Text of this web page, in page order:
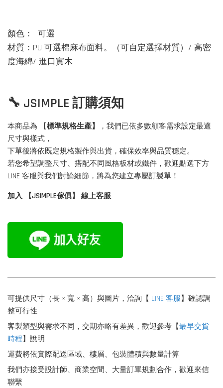
顏色 ： 可選
材質 ：PU 可選棉麻布面料。（可自定選擇材質） / 高密
度海綿/ 進口實木
🔧 JSIMPLE 訂購須知
本商品為 【標準規格生產】
，我們已依多數顧客需求設定最適
尺寸與樣式，
下單後將依既定規格製作與出貨，確保效率與品質穩定。
若您希望調整尺寸、搭配不同風格板材或鐵件，歡迎點選下方
LINE 客服與我們討論細節，將為您建立專屬訂製單！
加入 【JSIMPLE傢俱】 線上客服
可提供尺寸（長 × 寬 × 高）與圖片，洽詢【 LINE 客服】確認調
整可行性
客製類型與需求不同，交期亦略有差異，歡迎參考【最早交貨
時程】說明
運費將依實際配送區域、樓層、包裝體積與數量計算
我們亦接受設計師、商業空間、大量訂單規劃合作，歡迎來信
聯繫